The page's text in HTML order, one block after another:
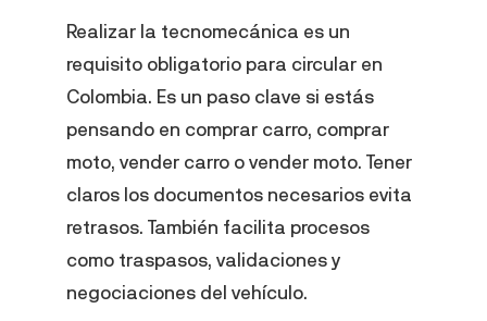
Realizar la tecnomecánica es un
requisito obligatorio para circular en
Colombia. Es un paso clave si estás
pensando en comprar carro, comprar
moto, vender carro o vender moto. Tener
claros los documentos necesarios evita
retrasos. También facilita procesos
como traspasos, validaciones y
negociaciones del vehículo.